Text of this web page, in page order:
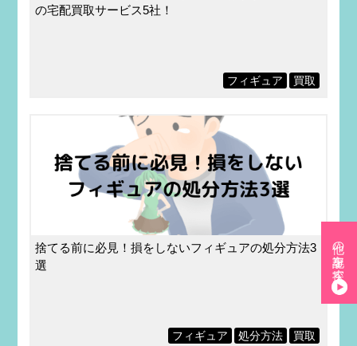
の宅配買取サービス5社！
フィギュア 買取
捨てる前に必見！損をしないフィギュアの処分方法3
選
フィギュア 処分方法 買取
他の記事を探す